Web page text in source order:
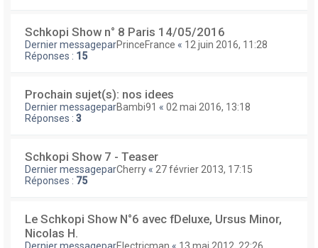
Schkopi Show n° 8 Paris 14/05/2016
Dernier messageparPrinceFrance « 12 juin 2016, 11:28
Réponses : 15
Prochain sujet(s): nos idees
Dernier messageparBambi91 « 02 mai 2016, 13:18
Réponses : 3
Schkopi Show 7 - Teaser
Dernier messageparCherry « 27 février 2013, 17:15
Réponses : 75
Le Schkopi Show N°6 avec fDeluxe, Ursus Minor,
Nicolas H.